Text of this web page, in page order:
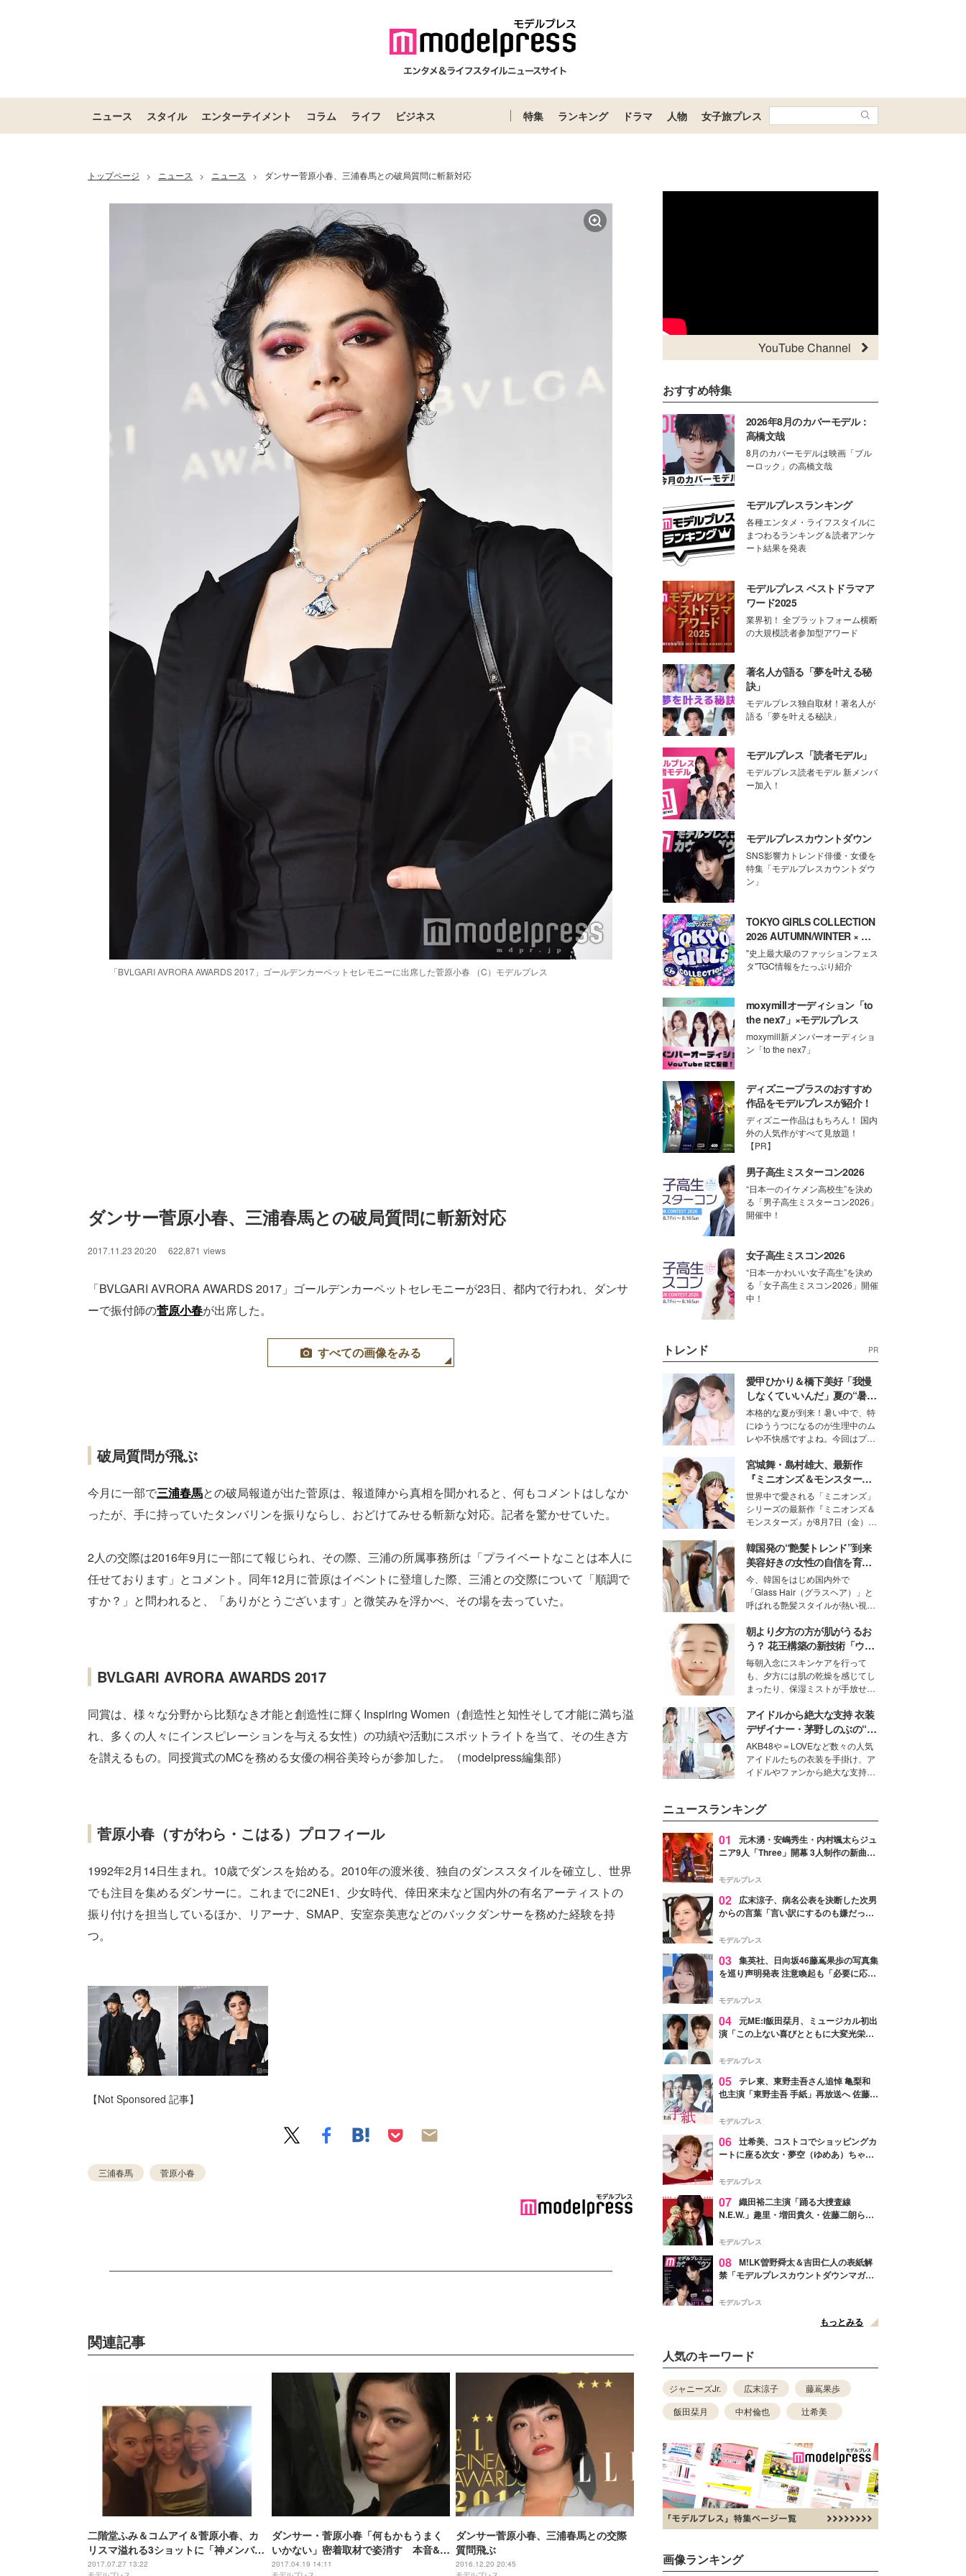
ニュース スタイル エンターテイメント コラム ライフ ビジネス 特集 ランキング ドラマ 人物 女子旅プレス
トップページ > ニュース > ニュース > ダンサー菅原小春、三浦春馬との破局質問に斬新対応
「BVLGARI AVRORA AWARDS 2017」ゴールデンカーペットセレモニーに出席した菅原小春 （C）モデルプレス
ダンサー菅原小春、三浦春馬との破局質問に斬新対応
2017.11.23 20:20 622,871 views
「BVLGARI AVRORA AWARDS 2017」ゴールデンカーペットセレモニーが23日、都内で行われ、ダンサ
ーで振付師の菅原小春が出席した。
すべての画像をみる
破局質問が飛ぶ
今月に一部で三浦春馬との破局報道が出た菅原は、報道陣から真相を聞かれると、何もコメントはしなか
ったが、手に持っていたタンバリンを振りならし、おどけてみせる斬新な対応。記者を驚かせていた。
2人の交際は2016年9月に一部にて報じられ、その際、三浦の所属事務所は「プライベートなことは本人に
任せております」とコメント。同年12月に菅原はイベントに登壇した際、三浦との交際について「順調で
すか？」と問われると、「ありがとうございます」と微笑みを浮かべ、その場を去っていた。
BVLGARI AVRORA AWARDS 2017
同賞は、様々な分野から比類なき才能と創造性に輝くInspiring Women（創造性と知性そして才能に満ち溢
れ、多くの人々にインスピレーションを与える女性）の功績や活動にスポットライトを当て、その生き方
を讃えるもの。同授賞式のMCを務める女優の桐谷美玲らが参加した。（modelpress編集部）
菅原小春（すがわら・こはる）プロフィール
1992年2月14日生まれ。10歳でダンスを始める。2010年の渡米後、独自のダンススタイルを確立し、世界
でも注目を集めるダンサーに。これまでに2NE1、少女時代、倖田來未など国内外の有名アーティストの
振り付けを担当しているほか、リアーナ、SMAP、安室奈美恵などのバックダンサーを務めた経験を持
つ。
【Not Sponsored 記事】
三浦春馬 菅原小春
関連記事
二階堂ふみ＆コムアイ＆菅原小春、カ
リスマ溢れる3ショットに「神メンバ
ー」「奇跡の共演」の声
2017.07.27 13:22
ダンサー・菅原小春「何もかもうまく
いかない」密着取材で姿消す 本音&葛
藤に反響
2017.04.19 14:11
ダンサー菅原小春、三浦春馬との交際
質問飛ぶ
2016.12.20 20:45
YouTube Channel
おすすめ特集
2026年8月のカバーモデル：
高橋文哉
8月のカバーモデルは映画「ブル
ーロック」の高橋文哉
モデルプレスランキング
各種エンタメ・ライフスタイルに
まつわるランキング＆読者アンケ
ート結果を発表
モデルプレス ベストドラマア
ワード2025
業界初！ 全プラットフォーム横断
の大規模読者参加型アワード
著名人が語る「夢を叶える秘
訣」
モデルプレス独自取材！著名人が
語る「夢を叶える秘訣」
モデルプレス「読者モデル」
モデルプレス読者モデル 新メンバ
ー加入！
モデルプレスカウントダウン
SNS影響力トレンド俳優・女優を
特集「モデルプレスカウントダウ
ン」
TOKYO GIRLS COLLECTION
2026 AUTUMN/WINTER × モ
デルプレス
"史上最大級のファッションフェス
タ"TGC情報をたっぷり紹介
moxymillオーディション「to
the nex7」×モデルプレス
moxymill新メンバーオーディショ
ン「to the nex7」
ディズニープラスのおすすめ
作品をモデルプレスが紹介！
ディズニー作品はもちろん！ 国内
外の人気作がすべて見放題！
【PR】
男子高生ミスターコン2026
“日本一のイケメン高校生”を決め
る「男子高生ミスターコン2026」
開催中！
女子高生ミスコン2026
“日本一かわいい女子高生”を決め
る「女子高生ミスコン2026」開催
中！
トレンド PR
愛甲ひかり＆橋下美好「我慢
しなくていいんだ」夏の“暑さ
対策”の新しい選択肢とは？
本格的な夏が到来！暑い中で、特
にゆううつになるのが生理中のム
レや不快感ですよね。今回はプラ
モデル・愛甲ひかりさんと橋下美
好さんを迎えて本音で女子会トー
ク。猛暑のお出かけを快適に過ご
すヒントや、2人が感動した夏の
生理の新常識にも迫りました。
宮城舞・島村雄大、最新作
『ミニオンズ＆モンスター
ズ』の魅力熱弁 ハチャメチャ
だけじゃない“友情と絆”に感
動
世界中で愛される「ミニオンズ」
シリーズの最新作『ミニオンズ＆
モンスターズ』が8月7日（金）に
ニオン好き”という共通点を持つモ
デルの宮城舞と島村雄大の特別対
談をお届け！それぞれの視点か
ら、今作ならではの魅力や予想外
の感動をもたらす奥深いストーリ
ーについて熱く語り合ってもらっ
た。
韓国発の“艶髪トレンド”到来
美容好きの女性の自信を育む
「ヘアケア事情」って？
今、韓国をはじめ国内外で
「Glass Hair（グラスヘア）」と
呼ばれる艶髪スタイルが熱い視線
ションの完成度を高めるベースと
して、“髪そのものの美しさ”に改
めて注目する人が増えている様
子。今回は、そんな憧れの艶やか
な髪を日常で叶える、美容好きの
女性たちのヘアケア事情を紹介し
ます。
朝より夕方の方が肌がうるお
う？ 花王構築の新技術「ウォ
ーターキャプチャリングスキ
ン（捕水肌）」がスキンケア
の常識を変える予感
毎朝入念にスキンケアを行って
も、夕方には肌の乾燥を感じてし
まったり、保湿ミストが手放せな
な美容の常識を大きく変える可能
性を秘めた、革新的な「Water
Capturing Skin（ウォーターキャ
プチャリングスキン：捕水肌）」
技術を、花王が構築した。
アイドルから絶大な支持 衣装
デザイナー・茅野しのぶの“可
愛い”を作る美学＜「シチズン
クロスシー」インタビュー＞
AKB48や＝LOVEなど数々の人気
アイドルたちの衣装を手掛け、ア
イドルやファンから絶大な支持を
ター・茅野しのぶ。一人ひとりの
個性に寄り添い、魅力を引き出す
衣装作りは、多くの女性たちに勇
気と自信を与え続けている。
ニュースランキング
01
元木湧・安嶋秀生・内村颯太らジュ
ニア9人「Three」開幕 3人制作の新曲＆
進んで夢を掴みたい」【ゲネプロレポ】
モデルプレス
02
広末涼子、病名公表を決断した次男
からの言葉「言い訳にするのも嫌だっ
モデルプレス
03 集英社、日向坂46藤嶌果歩の写真集
を巡り声明発表 注意喚起も「必要に応じ
モデルプレス
04 元ME:I飯田栞月、ミュージカル初出
演「この上ない喜びとともに大変光栄」
ャスト発表
モデルプレス
05 テレ東、東野圭吾さん追悼 亀梨和
也主演「東野圭吾 手紙」再放送へ 佐藤隆
モデルプレス
06 辻希美、コストコでショッピングカ
ートに座る次女・夢空（ゆめあ）ちゃん
ぎ」「成長を感じる」の声
モデルプレス
07 織田裕二主演「踊る大捜査線
N.E.W.」趣里・増田貴久・佐藤二朗ら新
徴する“謎のキーワード”も
モデルプレス
08 M!LK曽野舜太＆吉田仁人の表紙解
禁「モデルプレスカウントダウンマガジ
モデルプレス
もっとみる
人気のキーワード
ジャニーズJr. 広末涼子
藤嶌果歩
飯田栞月
中村倫也 辻希美
画像ランキング